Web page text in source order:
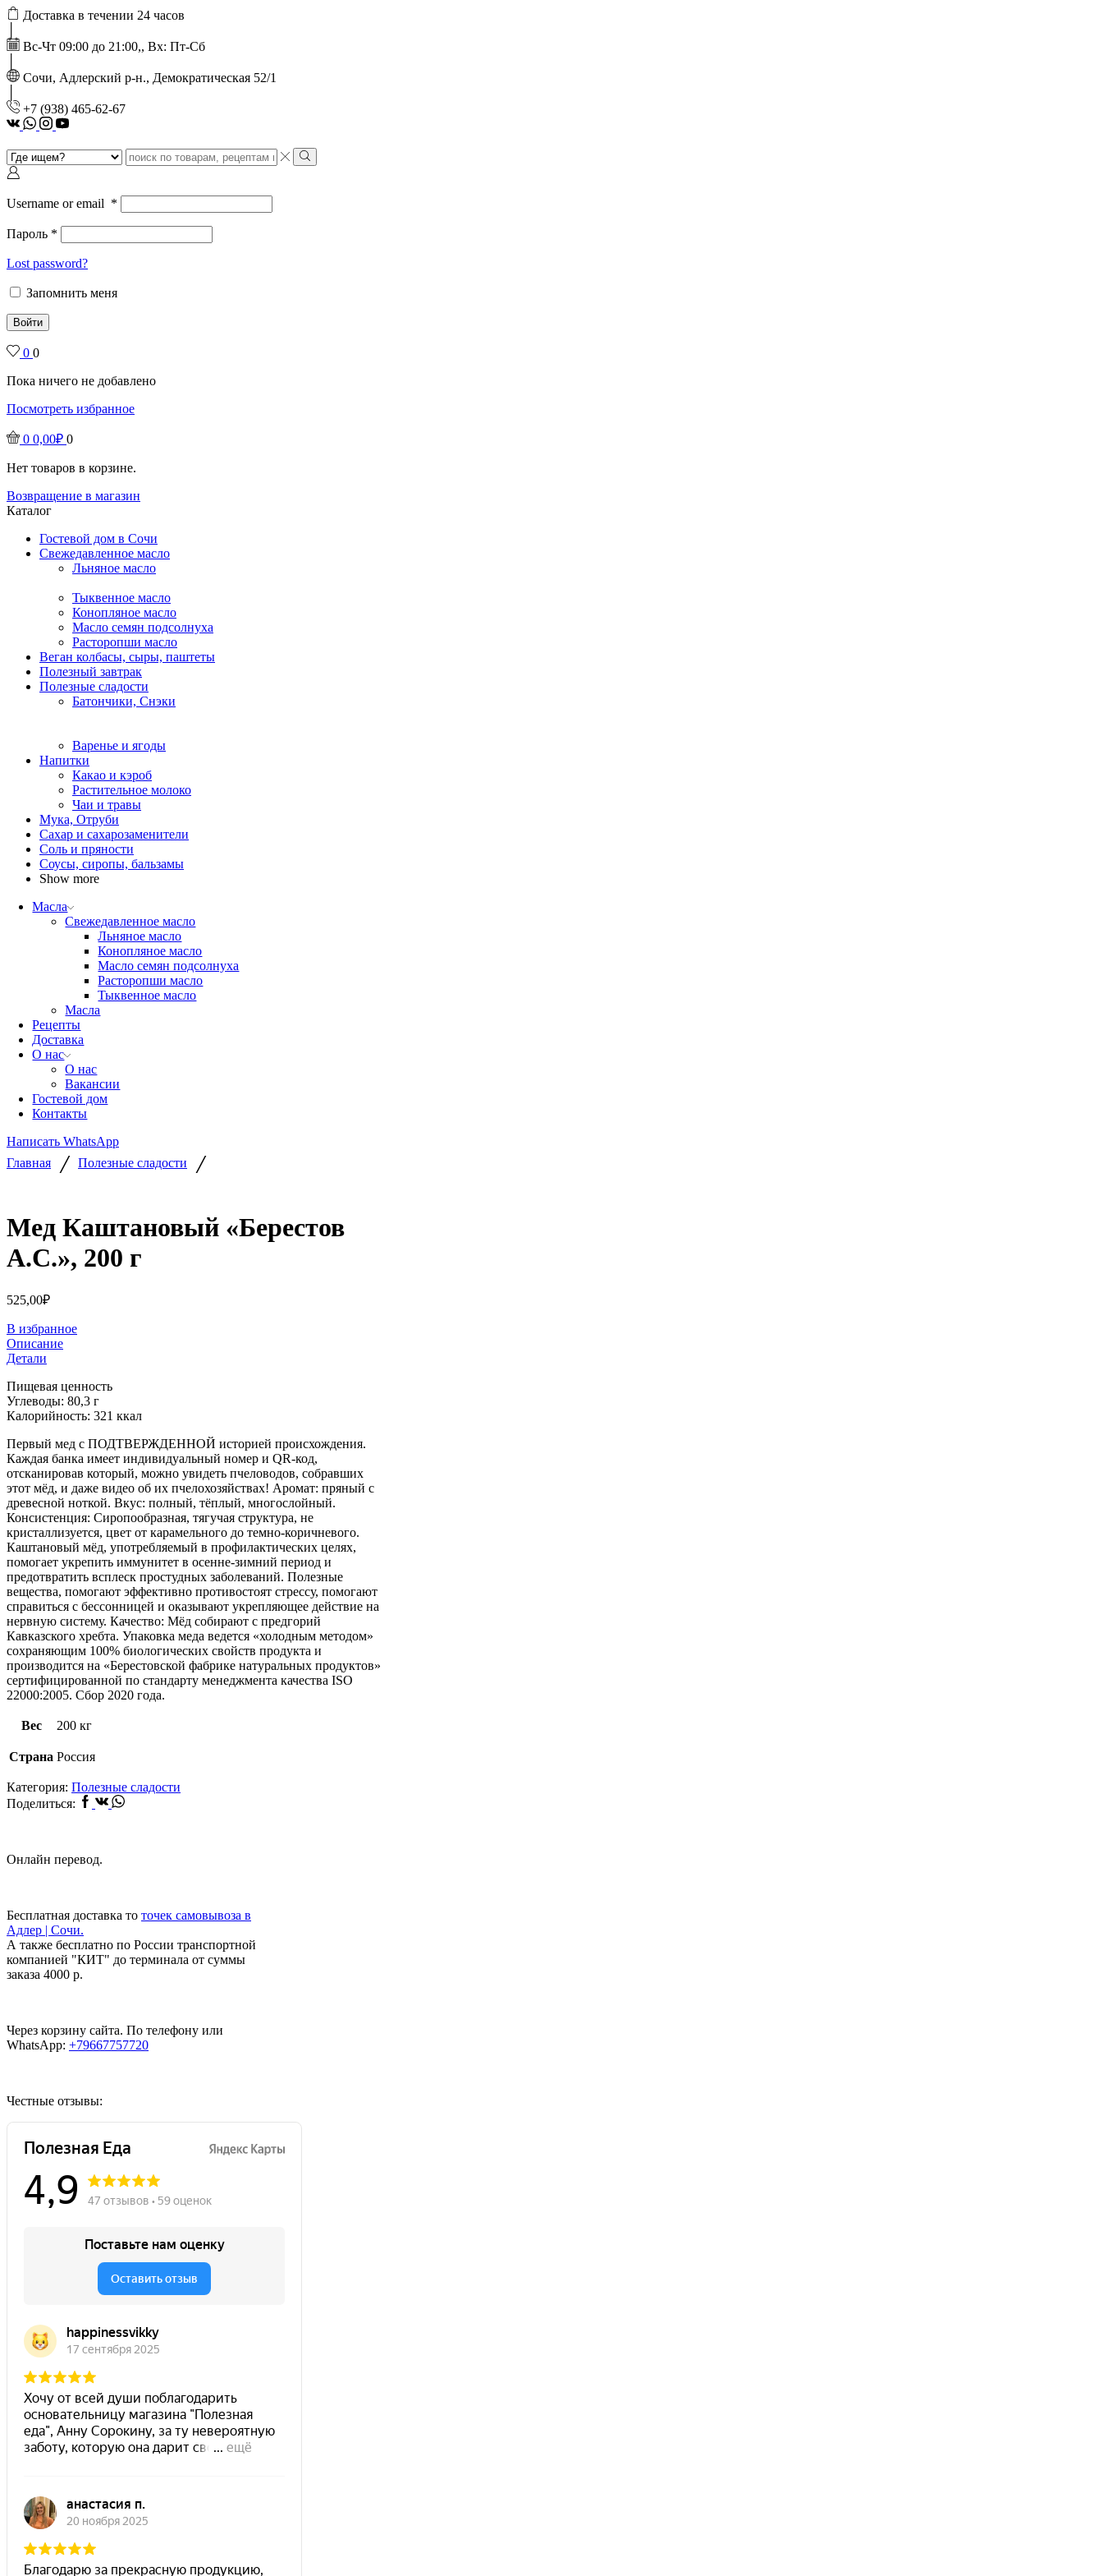
Доставка в течении 24 часов
Вс-Чт 09:00 до 21:00,, Вх: Пт-Сб
Сочи, Адлерский р-н., Демократическая 52/1
‭+7 (938) 465-62-67‬
vk Whatsapp
Instagram
Youtube
Search
input
Search
Username or email *
Пароль *
Lost password?
Запомнить меня
Войти
0 0
Пока ничего не добавлено
Посмотреть избранное
0 0,00₽ 0
Нет товаров в корзине.
Возвращение в магазин
Каталог
Гостевой дом в Сочи
Свежедавленное масло
Льняное масло
Тыквенное масло
Конопляное масло
Масло семян подсолнуха
Расторопши масло
Веган колбасы, сыры, паштеты
Полезный завтрак
Полезные сладости
Батончики, Снэки
Варенье и ягоды
Напитки
Какао и кэроб
Растительное молоко
Чаи и травы
Мука, Отруби
Сахар и сахарозаменители
Соль и пряности
Соусы, сиропы, бальзамы
Show more
Масла
Свежедавленное масло
Льняное масло
Конопляное масло
Масло семян подсолнуха
Расторопши масло
Тыквенное масло
Масла
Рецепты
Доставка
О нас
О нас
Вакансии
Гостевой дом
Контакты
Написать WhatsApp
Главная / Полезные сладости /
Мед Каштановый «Берестов
А.С.», 200 г
525,00₽
В избранное
Описание
Детали
Пищевая ценность
Углеводы: 80,3 г
Калорийность: 321 ккал
Первый мед с ПОДТВЕРЖДЕННОЙ историей происхождения.
Каждая банка имеет индивидуальный номер и QR-код,
отсканировав который, можно увидеть пчеловодов, собравших
этот мёд, и даже видео об их пчелохозяйствах! Аромат: пряный с
древесной ноткой. Вкус: полный, тёплый, многослойный.
Консистенция: Сиропообразная, тягучая структура, не
кристаллизуется, цвет от карамельного до темно-коричневого.
Каштановый мёд, употребляемый в профилактических целях,
помогает укрепить иммунитет в осенне-зимний период и
предотвратить всплеск простудных заболеваний. Полезные
вещества, помогают эффективно противостоят стрессу, помогают
справиться с бессонницей и оказывают укрепляющее действие на
нервную систему. Качество: Мёд собирают с предгорий
Кавказского хребта. Упаковка меда ведется «холодным методом»
сохраняющим 100% биологических свойств продукта и
производится на «Берестовской фабрике натуральных продуктов»
сертифицированной по стандарту менеджмента качества ISO
22000:2005. Сбор 2020 года.
Вес 200 кг
Страна Россия
Категория: Полезные сладости
Поделиться: Facebook
Vk Whatsapp
Онлайн перевод.
Бесплатная доставка то точек самовывоза в
Адлер | Сочи.
А также бесплатно по России транспортной
компанией "КИТ" до терминала от суммы
заказа 4000 р.
Через корзину сайта. По телефону или
WhatsApp: +79667757720
Честные отзывы: